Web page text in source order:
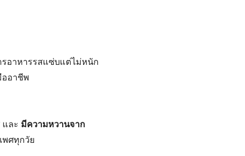
รอาหารรสแซ่บแต่ไม่หนัก
ออาชีพ
และ มีความหวานจาก
พศทุกวัย